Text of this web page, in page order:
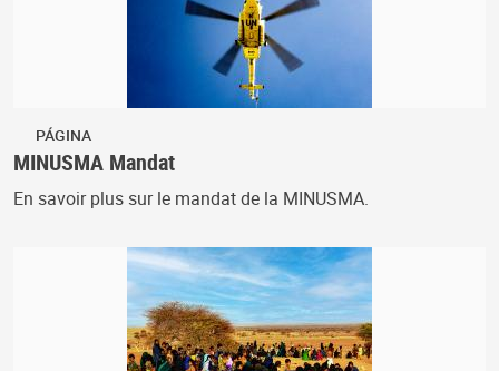
PÁGINA
MINUSMA Mandat
En savoir plus sur le mandat de la MINUSMA.